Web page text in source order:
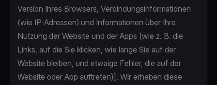
Version Ihres Browsers, Verbindungsinformationen
(wie IP-Adressen) und Informationen über Ihre
Nutzung der Website und der Apps (wie z. B. die
Links, auf die Sie klicken, wie lange Sie auf der
Website bleiben, und etwaige Fehler, die auf der
Website oder App auftreten)]. Wir erheben diese